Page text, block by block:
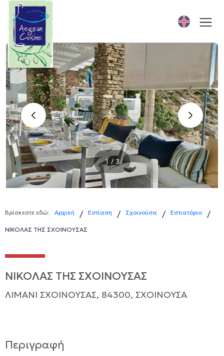
‹ ›
1 / 3
Βρίσκεστε εδώ: Αρχική / Εστίαση / Σχοινούσα / Εστιατόριο /
ΝΙΚΟΛΑΣ ΤΗΣ ΣΧΟΙΝΟΥΣΑΣ
ΝΙΚΟΛΑΣ ΤΗΣ ΣΧΟΙΝΟΥΣΑΣ
ΛΙΜΑΝΙ ΣΧΟΙΝΟΥΣΑΣ, 84300, ΣΧΟΙΝΟΥΣΑ
Περιγραφή